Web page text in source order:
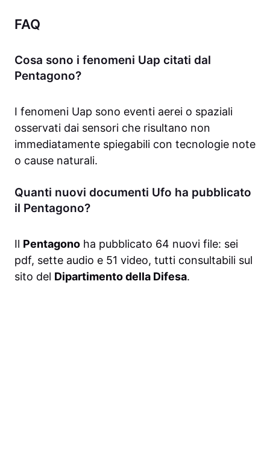
FAQ
Cosa sono i fenomeni Uap citati dal
Pentagono?
I fenomeni Uap sono eventi aerei o spaziali
osservati dai sensori che risultano non
immediatamente spiegabili con tecnologie note
o cause naturali.
Quanti nuovi documenti Ufo ha pubblicato
il Pentagono?
Il Pentagono ha pubblicato 64 nuovi file: sei
pdf, sette audio e 51 video, tutti consultabili sul
sito del Dipartimento della Difesa.